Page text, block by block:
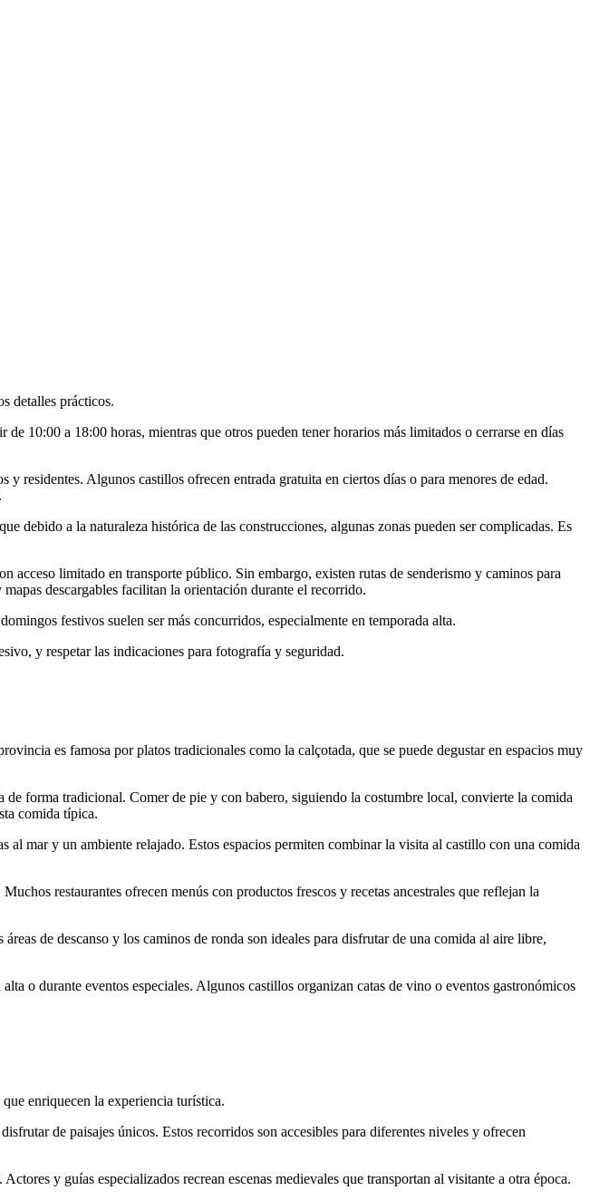
detalles prácticos.
10:00 a 18:00 horas, mientras que otros pueden tener horarios más limitados o cerrarse en días
residentes. Algunos castillos ofrecen entrada gratuita en ciertos días o para menores de edad.
debido a la naturaleza histórica de las construcciones, algunas zonas pueden ser complicadas. Es
acceso limitado en transporte público. Sin embargo, existen rutas de senderismo y caminos para
descargables facilitan la orientación durante el recorrido.
festivos suelen ser más concurridos, especialmente en temporada alta.
y respetar las indicaciones para fotografía y seguridad.
es famosa por platos tradicionales como la calçotada, que se puede degustar en espacios muy
forma tradicional. Comer de pie y con babero, siguiendo la costumbre local, convierte la comida
comida típica.
mar y un ambiente relajado. Estos espacios permiten combinar la visita al castillo con una comida
restaurantes ofrecen menús con productos frescos y recetas ancestrales que reflejan la
de descanso y los caminos de ronda son ideales para disfrutar de una comida al aire libre,
o durante eventos especiales. Algunos castillos organizan catas de vino o eventos gastronómicos
enriquecen la experiencia turística.
de paisajes únicos. Estos recorridos son accesibles para diferentes niveles y ofrecen
y guías especializados recrean escenas medievales que transportan al visitante a otra época.